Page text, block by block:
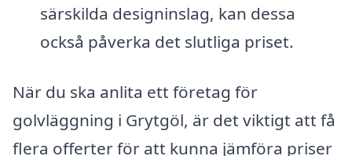
särskilda designinslag, kan dessa
också påverka det slutliga priset.
När du ska anlita ett företag för
golvläggning i Grytgöl, är det viktigt att få
flera offerter för att kunna jämföra priser